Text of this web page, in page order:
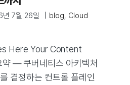
년 7월 26일 blog, Cloud
Here Your Content
— 쿠버네티스 아키텍처
결정하는 컨트롤 플레인